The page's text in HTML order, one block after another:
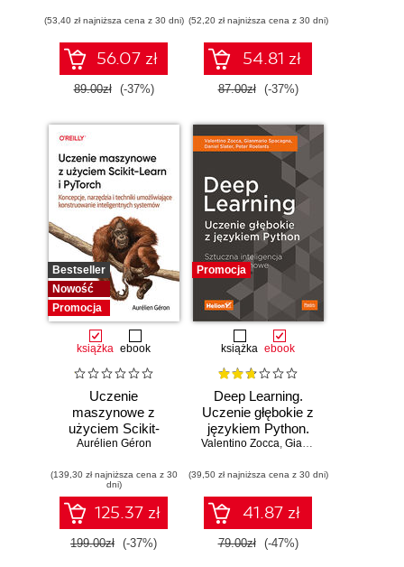
modelowaniu
probabilistycznym.
Wydanie III
(53,40 zł najniższa cena z 30 dni)
56.07 zł
89.00zł (-37%)
(52,20 zł najniższa cena z 30 dni)
54.81 zł
87.00zł (-37%)
Bestseller
Nowość
Promocja
książka ebook
Uczenie
maszynowe z
użyciem Scikit-
Learn i PyTorch.
narzędzia i techniki
umożliwiające
konstruowanie
inteligentnych
systemów
Aurélien Géron
(139,30 zł najniższa cena z 30
dni)
125.37 zł
199.00zł (-37%)
Promocja
książka ebook
Deep Learning.
Uczenie głębokie z
językiem Python.
Sztuczna
neuronowe
Valentino Zocca, Gianmario Spacagna
(39,50 zł najniższa cena z 30 dni)
41.87 zł
79.00zł (-47%)